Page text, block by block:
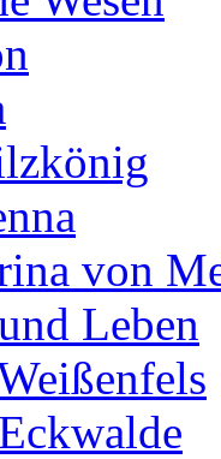
von
Leben